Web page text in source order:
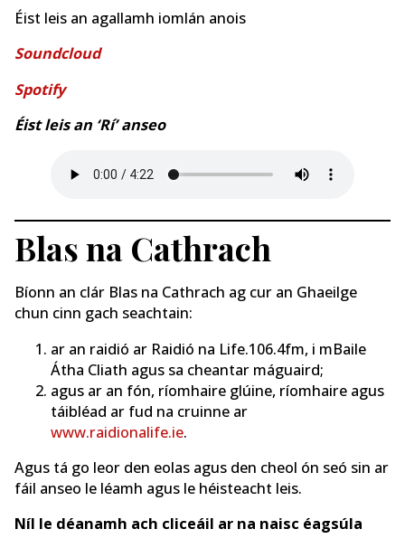
Éist leis an agallamh iomlán anois
Soundcloud
Spotify
Éist leis an ‘Rí’ anseo
Blas na Cathrach
Bíonn an clár Blas na Cathrach ag cur an Ghaeilge
chun cinn gach seachtain:
ar an raidió ar Raidió na Life.106.4fm, i mBaile
Átha Cliath agus sa cheantar máguaird;
agus ar an fón, ríomhaire glúine, ríomhaire agus
táibléad ar fud na cruinne ar
www.raidionalife.ie.
Agus tá go leor den eolas agus den cheol ón seó sin ar
fáil anseo le léamh agus le héisteacht leis.
Níl le déanamh ach cliceáil ar na naisc éagsúla